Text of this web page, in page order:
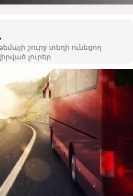
շուրջ տեղի ունեցող
լուրեր